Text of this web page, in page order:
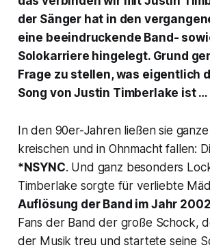
der Sänger hat in den
eine beeindruckende Band-
Solokarriere hingelegt. Grund
Frage zu stellen, was eigentlich
Song von Justin Timberlake ist …
In den 90er-Jahren ließen sie
kreischen und in Ohnmacht fallen:
*NSYNC. Und ganz besonders
Timberlake sorgte für verliebte
Auflösung der Band im Jahr 2002
Fans der Band der große Schock,
der Musik treu und startete seine